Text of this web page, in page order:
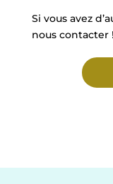
Si vous avez
nous contacter